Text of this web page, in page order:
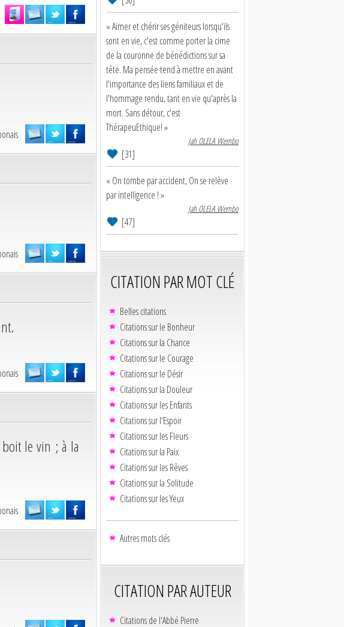
le vin ; à la
« Aimer et chérir ses géniteurs lorsqu'ils
sont en vie, c'est comme porter la cime
de la couronne de bénédictions sur sa
tête. Ma pensée tend à mettre en avant
l'importance des liens familiaux et de
l'hommage rendu, tant en vie qu'après la
mort. Sans détour, c'est
ThérapeuEthique! »
Jah OLELA Wembo
[31]
« On tombe par accident, On se relève
par intelligence ! »
Jah OLELA Wembo
[47]
CITATION PAR MOT CLÉ
Belles citations
Citations sur le Bonheur
Citations sur la Chance
Citations sur le Courage
Citations sur le Désir
Citations sur la Douleur
Citations sur les Enfants
Citations sur l'Espoir
Citations sur les Fleurs
Citations sur la Paix
Citations sur les Rêves
Citations sur la Solitude
Citations sur les Yeux
Autres mots clés
CITATION PAR AUTEUR
Citations de l'Abbé Pierre